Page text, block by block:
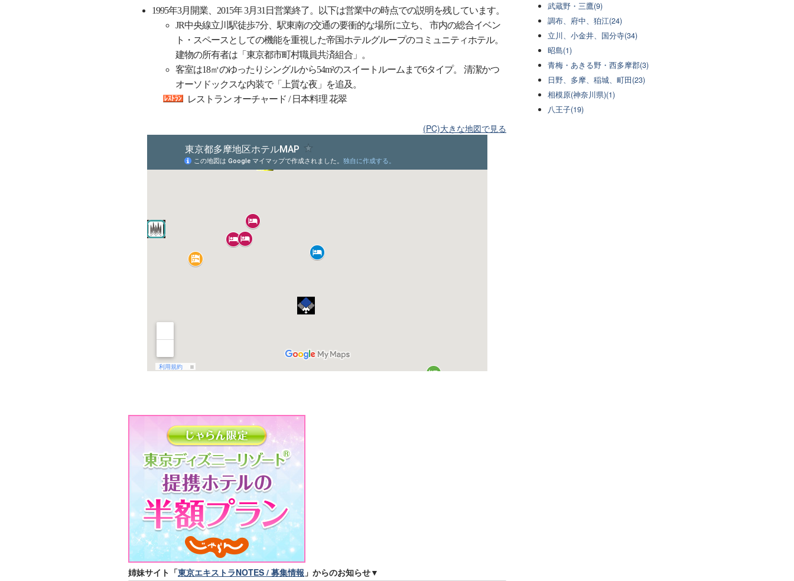
1995年3月開業、2015年 3月31日営業終了。以下は営業中の時点での説明を残しています。
JR中央線立川駅徒歩7分、駅東南の交通の要衝的な場所に立ち、 市内の総合イベン
ト・スペースとしての機能を重視した帝国ホテルグループのコミュニティホテル。
建物の所有者は「東京都市町村職員共済組合」。
客室は18㎡のゆったりシングルから54m²のスイートルームまで6タイプ。 清潔かつ
オーソドックスな内装で「上質な夜」を追及。
レストラン オーチャード / 日本料理 花翠
(PC)大きな地図で見る
姉妹サイト「東京エキストラNOTES / 募集情報 」からのお知らせ▼
武蔵野・三鷹(9)
調布、府中、狛江(24)
立川、小金井、国分寺(34)
昭島(1)
青梅・あきる野・西多摩郡(3)
日野、多摩、稲城、町田(23)
相模原(神奈川県)(1)
八王子(19)